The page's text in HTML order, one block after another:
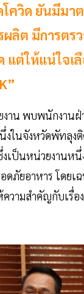
ควิด ยันมีมา
ลิต มีการตร
แต่ให้แน่ใจเ
าน พบพนักงานฝ่
ในจังหวัดพัทลุงติ
งเป็นหน่วยงานห
ดภัยอาหาร โดยเ
วามสำคัญกับเรื่อ